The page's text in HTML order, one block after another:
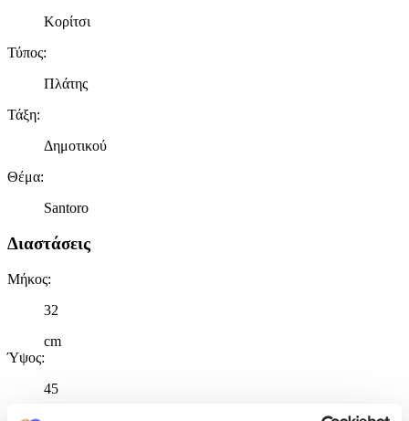
Κορίτσι
Τύπος:
Πλάτης
Τάξη:
Δημοτικού
Θέμα:
Santoro
Διαστάσεις
Μήκος:
32
cm
Ύψος:
45